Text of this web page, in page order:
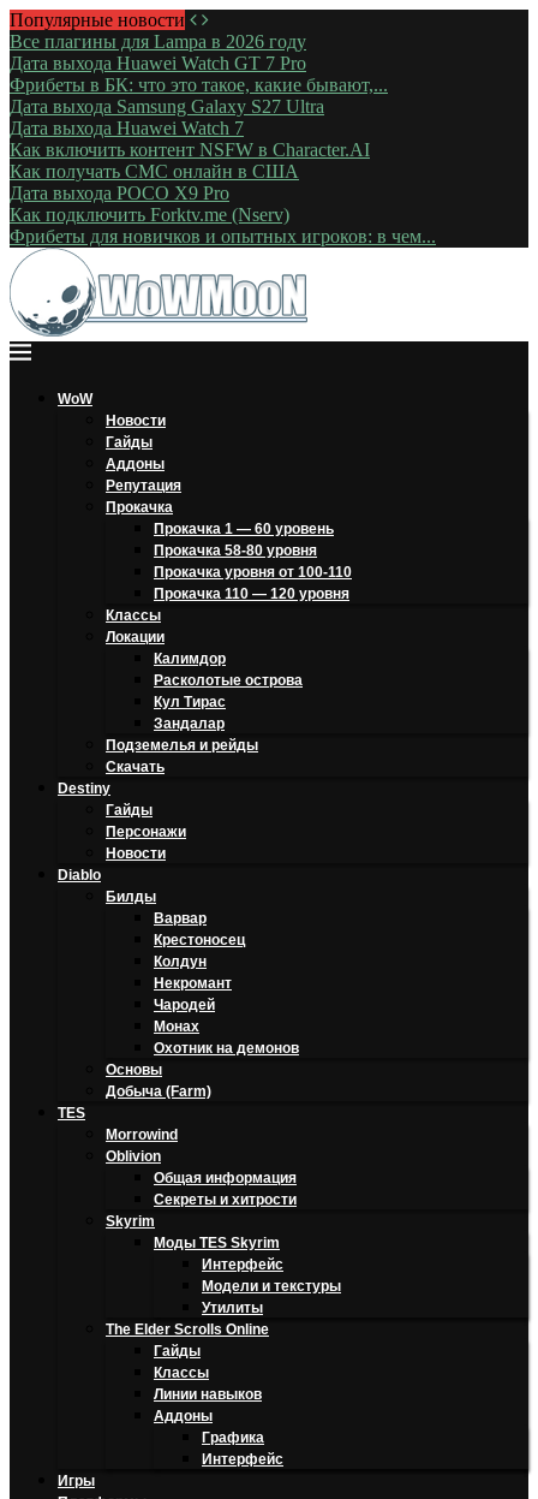
Популярные новости
Все плагины для Lampa в 2026 году
Дата выхода Huawei Watch GT 7 Pro
Фрибеты в БК: что это такое, какие бывают,...
Дата выхода Samsung Galaxy S27 Ultra
Дата выхода Huawei Watch 7
Как включить контент NSFW в Character.AI
Как получать СМС онлайн в США
Дата выхода POCO X9 Pro
Как подключить Forktv.me (Nserv)
Фрибеты для новичков и опытных игроков: в чем...
WoW
Новости
Гайды
Аддоны
Репутация
Прокачка
Прокачка 1 — 60 уровень
Прокачка 58-80 уровня
Прокачка уровня от 100-110
Прокачка 110 — 120 уровня
Классы
Локации
Калимдор
Расколотые острова
Кул Тирас
Зандалар
Подземелья и рейды
Скачать
Destiny
Гайды
Персонажи
Новости
Diablo
Билды
Варвар
Крестоносец
Колдун
Некромант
Чародей
Монах
Охотник на демонов
Основы
Добыча (Farm)
TES
Morrowind
Oblivion
Общая информация
Секреты и хитрости
Skyrim
Моды TES Skyrim
Интерфейс
Модели и текстуры
Утилиты
The Elder Scrolls Online
Гайды
Классы
Линии навыков
Аддоны
Графика
Интерфейс
Игры